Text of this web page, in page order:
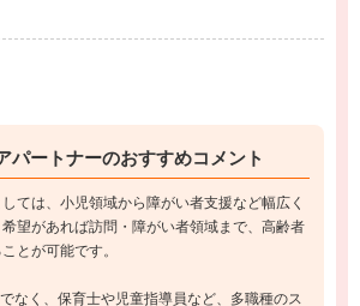
パートナーのおすすめコメント
ては、小児領域から障がい者支援など幅広く
望があれば訪問・障がい者領域まで、高齢者
とが可能です。
なく、保育士や児童指導員など、多職種のス